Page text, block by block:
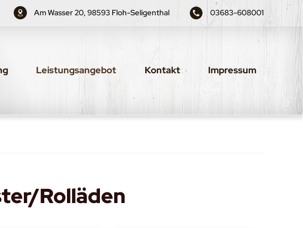
Am Wasser 20, 98593 Floh-Seligenthal 03683-608001
Leistungsangebot Kontakt Impressum
Rolläden